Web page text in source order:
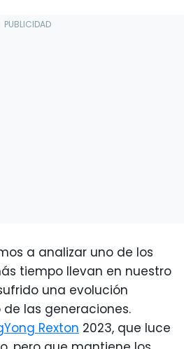
a analizar uno de los
tiempo llevan en nuestro
una evolución
las generaciones.
Rexton 2023, que luce